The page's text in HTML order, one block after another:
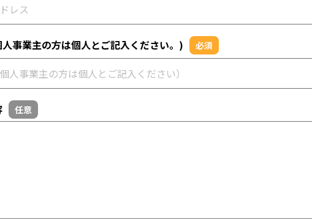
事業主の方は個人とご記入ください。) 必須
任意